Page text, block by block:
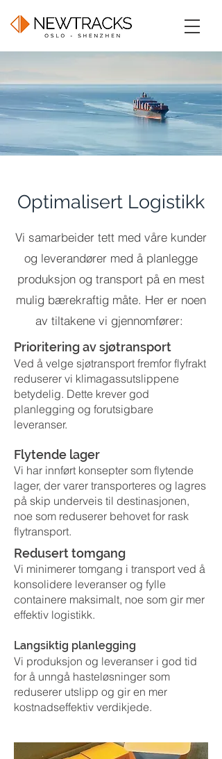
Optimalisert Logistikk
Vi samarbeider tett med våre kunder
og leverandører med å planlegge
produksjon og transport på en mest
mulig bærekraftig måte. Her er noen
av tiltakene vi gjennomfører:
Prioritering av sjøtransport
Ved å velge sjøtransport fremfor flyfrakt
reduserer vi klimagassutslippene
betydelig. Dette krever god
planlegging og forutsigbare
leveranser.
Flytende lager
Vi har innført konsepter som flytende
lager, der varer transporteres og lagres
på skip underveis til destinasjonen,
noe som reduserer behovet for rask
flytransport.
Redusert tomgang
Vi minimerer tomgang i transport ved å
konsolidere leveranser og fylle
containere maksimalt, noe som gir mer
effektiv logistikk.
Langsiktig planlegging
Vi produksjon og leveranser i god tid
for å unngå hasteløsninger som
reduserer utslipp og gir en mer
kostnadseffektiv verdikjede.